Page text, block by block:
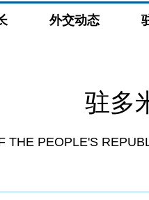
外交动态
驻多
THE PEOPLE'S